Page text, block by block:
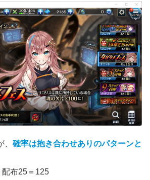
確率は抱き合わせありのパターンと
布25＝125